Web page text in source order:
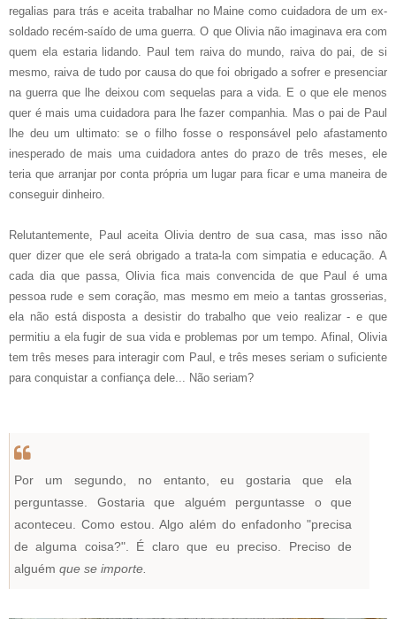
regalias para trás e aceita trabalhar no Maine como cuidadora de um ex-
soldado recém-saído de uma guerra. O que Olivia não imaginava era com
quem ela estaria lidando. Paul tem raiva do mundo, raiva do pai, de si
mesmo, raiva de tudo por causa do que foi obrigado a sofrer e presenciar
na guerra que lhe deixou com sequelas para a vida. E o que ele menos
quer é mais uma cuidadora para lhe fazer companhia. Mas o pai de Paul
lhe deu um ultimato: se o filho fosse o responsável pelo afastamento
inesperado de mais uma cuidadora antes do prazo de três meses, ele
teria que arranjar por conta própria um lugar para ficar e uma maneira de
conseguir dinheiro.
Relutantemente, Paul aceita Olivia dentro de sua casa, mas isso não
quer dizer que ele será obrigado a trata-la com simpatia e educação. A
cada dia que passa, Olivia fica mais convencida de que Paul é uma
pessoa rude e sem coração, mas mesmo em meio a tantas grosserias,
ela não está disposta a desistir do trabalho que veio realizar - e que
permitiu a ela fugir de sua vida e problemas por um tempo. Afinal, Olivia
tem três meses para interagir com Paul, e três meses seriam o suficiente
para conquistar a confiança dele... Não seriam?
Por um segundo, no entanto, eu gostaria que ela
perguntasse. Gostaria que alguém perguntasse o que
aconteceu. Como estou. Algo além do enfadonho "precisa
de alguma coisa?". É claro que eu preciso. Preciso de
alguém que se importe.